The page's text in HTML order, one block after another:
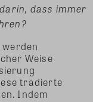
dass immer
Weise
tradierte
Indem